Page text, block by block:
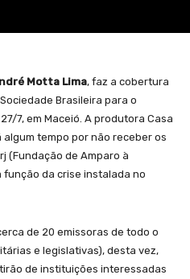
Motta Lima, faz a cobertura
Brasileira para o
7, em Maceió. A produtora Casa
tempo por não receber os
(Fundação de Amparo à
função da crise instalada no
de 20 emissoras de todo o
e legislativas), desta vez,
de instituições interessadas